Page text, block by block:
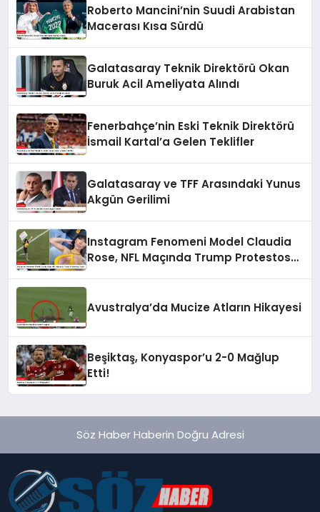
Roberto Mancini’nin Suudi Arabistan
Macerası Kısa Sürdü
Galatasaray Teknik Direktörü Okan
Buruk Acil Ameliyata Alındı
Fenerbahçe’nin Eski Teknik Direktörü
İsmail Kartal’a Gelen Teklifler
Galatasaray ve TFF Arasındaki Yunus
Akgün Gerilimi
Instagram Fenomeni Model Claudia
Rose, NFL Maçında Trump Protestosu
Avustralya’da Mucize Atların Hikayesi
Beşiktaş, Konyaspor’u 2-0 Mağlup
Etti!
Söz Haber Haberin Doğru Adresi